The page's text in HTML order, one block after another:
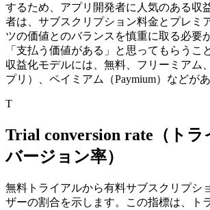
するため、アプリ開発者に人気のある収
者は、サブスクリプション料金とプレミ
ツの価値とのバランスを慎重に取る必要
「支払う価値がある」と思ってもらうこ
収益化モデルには、無料、フリーミアム
プリ）、ペイミアム（Paymium）などがあ
T
Trial conversion rate（ト
バージョン率）
無料トライアルから有料サブスクリプシ
ザーの割合を示します。
この指標は、ト